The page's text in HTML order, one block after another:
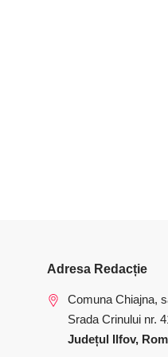
Adresa Redacție
Comuna Chiajna,
Srada Crinului nr.
Județul Ilfov,